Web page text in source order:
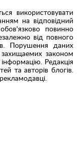
використовувати
на відповідний
повинно
від повного
Порушення даних
законом
інформацію. Редакція
та авторів блогів.